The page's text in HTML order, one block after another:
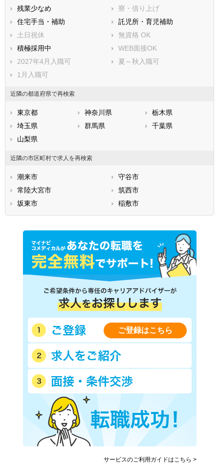
残業少なめ
寮・借り上げ
住宅手当・補助
託児所・育児補助
土日祝休
無資格 OK
積極採用中
WEB面接OK
2027年4月入職可
夏～秋入職可
1月入職可
近隣の都道府県で再検索
東京都 神奈川県
栃木県
埼玉県
群馬県
千葉県
山梨県
近隣の市区町村で求人を再検索
潮来市
守谷市
常陸大宮市
筑西市
坂東市
稲敷市
ご登録はこちら
サービスのご利用ガイドはこちら >